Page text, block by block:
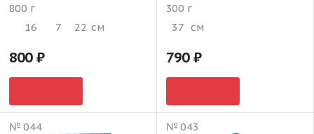
800 г
16
7 22 см
800
300 г
37 см
790
№ 044 № 043